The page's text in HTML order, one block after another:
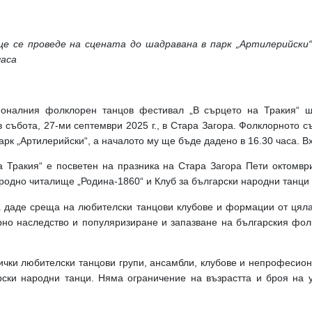
се проведе на сцената до шадравана в парк
фолклорен танцов фестивал „В сърцето на Тракия“
събота, 27-ми септември 2025 г., в Стара Загора. Фолклорното
„Артилерийски“, а началото му ще бъде дадено в 16.30 часа.
Тракия“ е посветен на празника на Стара Загора Пети
читалище „Родина-1860“ и Клуб за български народни танци
среща на любителски танцови клубове и формации от
наследство и популяризиране и запазване на българския
любителски танцови групи, ансамбли, клубове и
народни танци. Няма ограничение на възрастта и броя на